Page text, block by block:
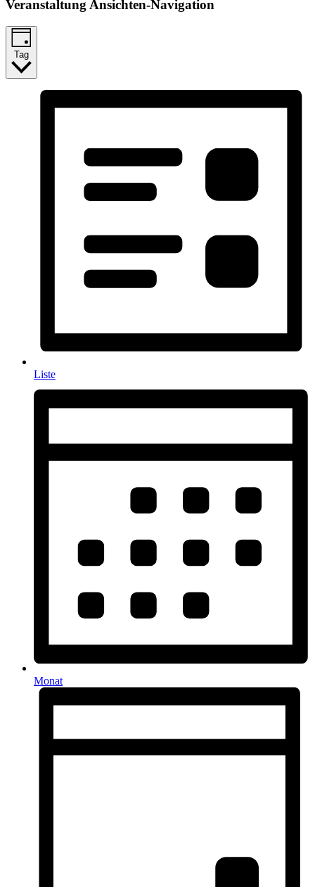
Veranstaltung Ansichten-Navigation
Tag
Liste
Monat